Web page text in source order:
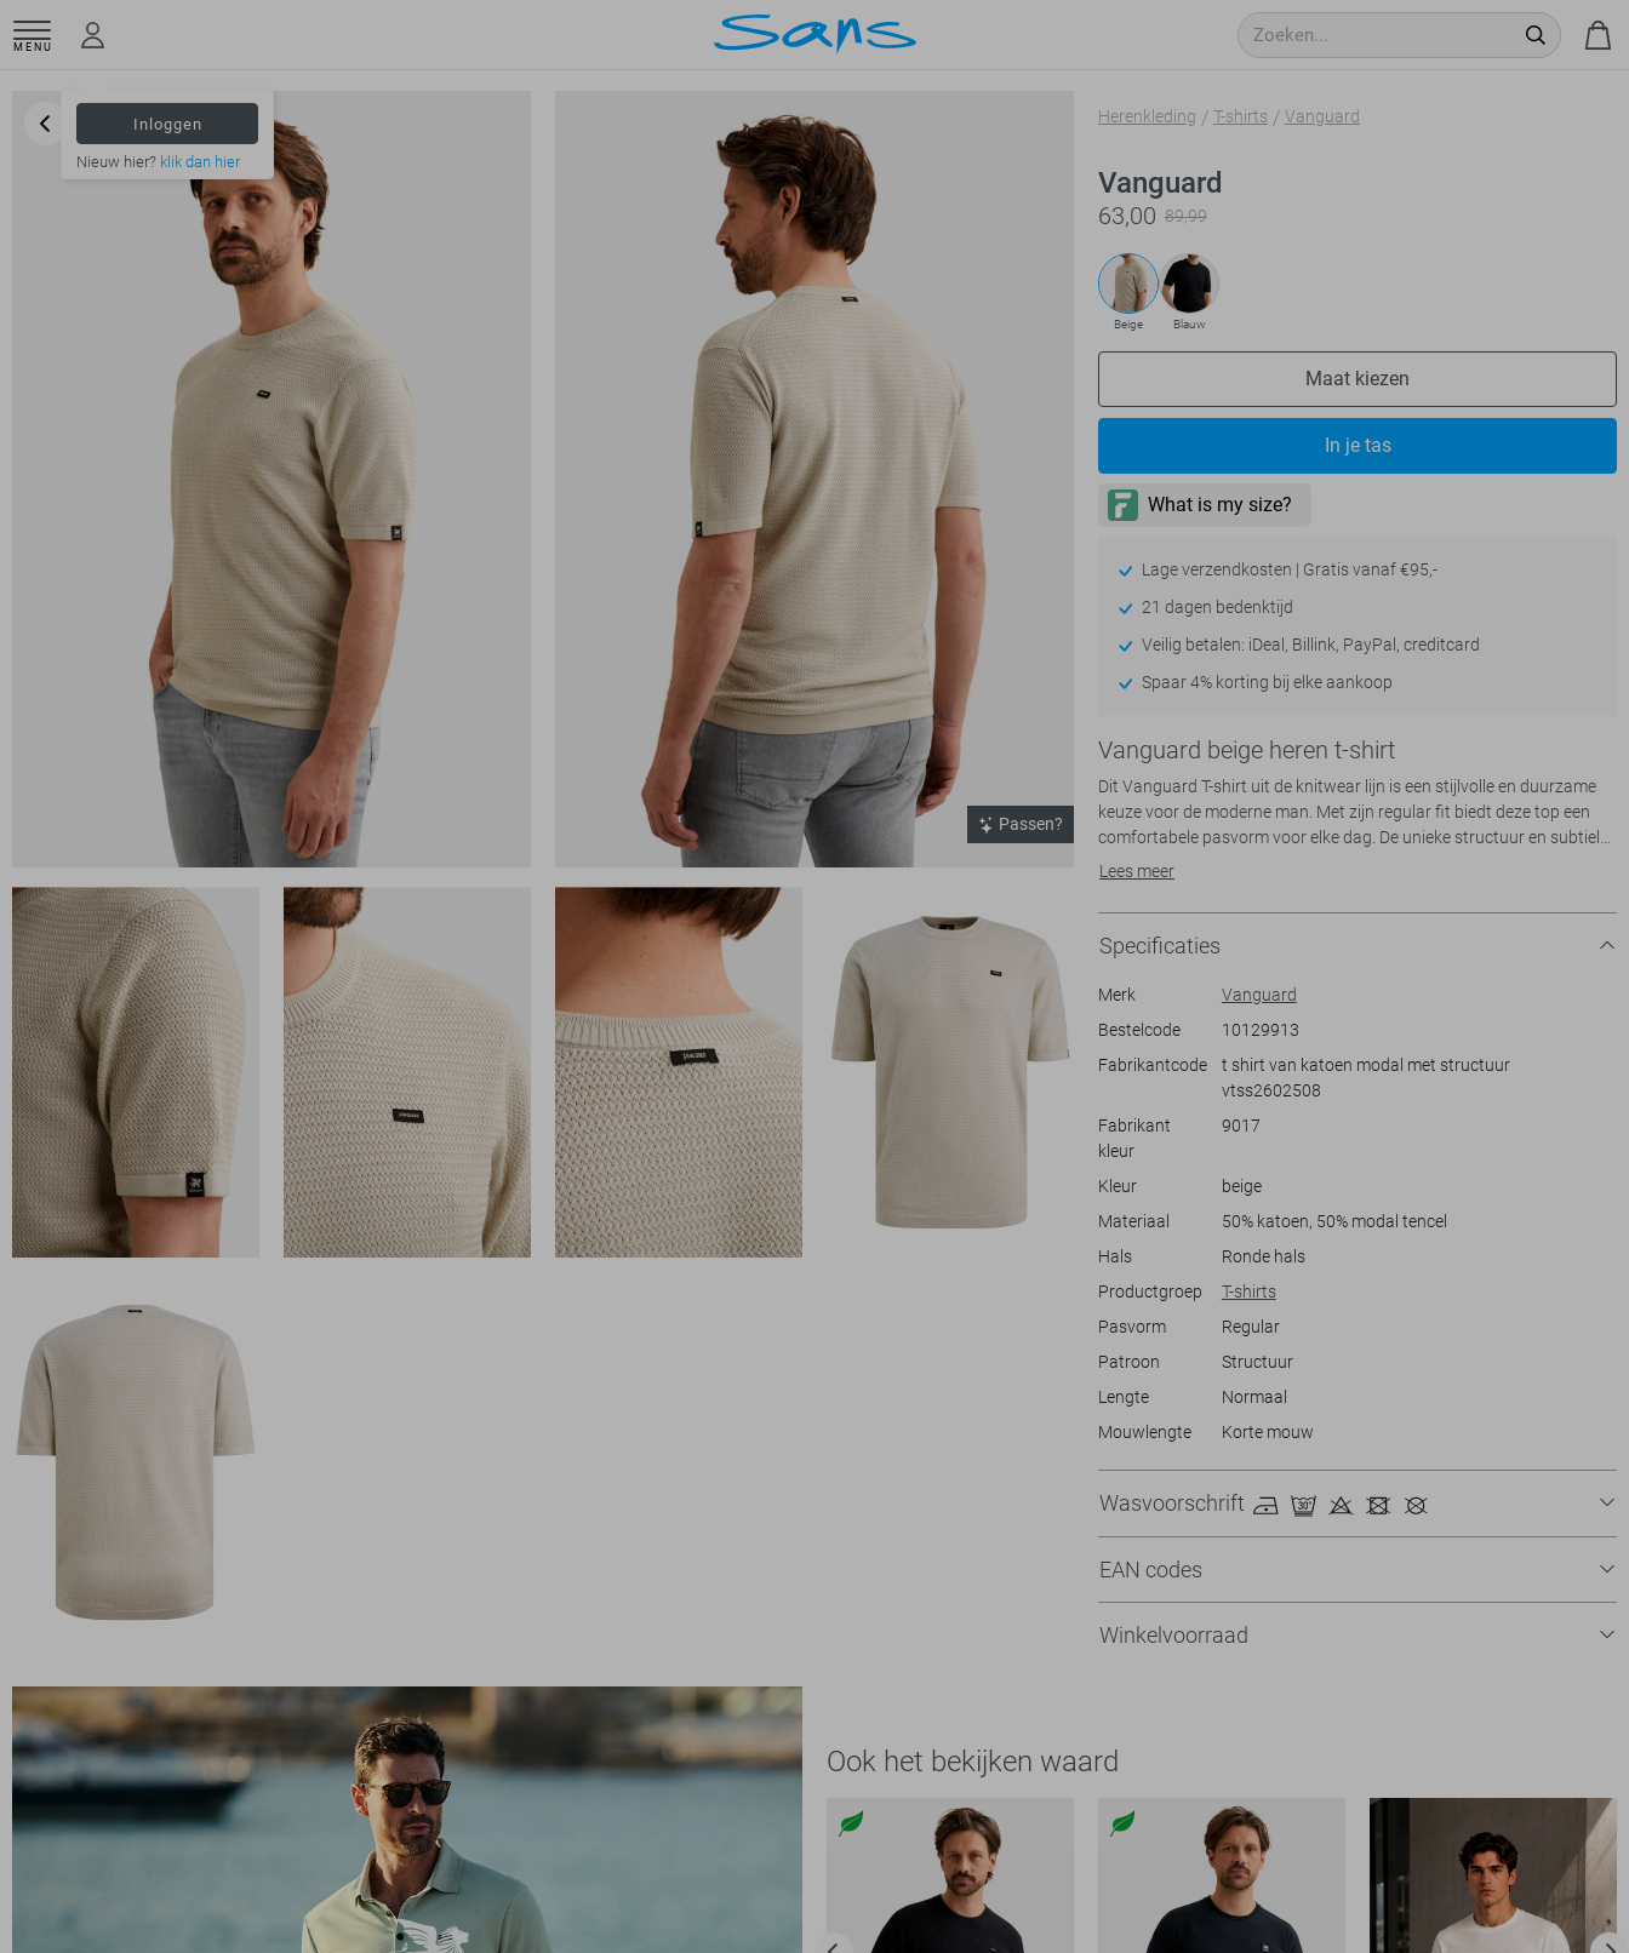
MENU
Inloggen
Nieuw hier? klik dan hier
Passen?
Herenkleding T-shirts Vanguard
Vanguard
63,00 89,99
Beige Blauw
Maat kiezen
In je tas
Lage verzendkosten | Gratis vanaf €95,-
21 dagen bedenktijd
Veilig betalen: iDeal, Billink, PayPal, creditcard
Spaar 4% korting bij elke aankoop
Vanguard beige heren t-shirt
Dit Vanguard T-shirt uit de knitwear lijn is een stijlvolle en duurzame
keuze voor de moderne man. Met zijn regular fit biedt deze top een
comfortabele pasvorm voor elke dag. De unieke structuur en subtiele
beige tint zorgen voor een verfijnde uitstraling die perfect aansluit bij
50% katoen en 50% modal tencel, voelt het T-shirt zacht aan op de
huid en is het een duurzame optie voor je garderobe. De korte
mouwen en de ronde hals maken het ideaal voor de lente, wanneer
comfort en stijl hand in hand gaan.
Met het Vanguard T-shirt ben jij goed gekleed voor zowel informele
gelegenheden als een relaxte dag thuis. Het neutrale ontwerp met
subtiele textuur past perfect bij jeans of een lichte chino. Of je nu een
dagje uit plant of een casual zakelijke lunch hebt, dit T-shirt zorgt
ervoor dat je er verzorgd uitziet zonder 'overdressed' te zijn. Voeg dit
van stijl en comfort in één.
Lees meer
Specificaties
Merk
Vanguard
Bestelcode
10129913
Fabrikantcode
t shirt van katoen modal met structuur
vtss2602508
Fabrikant
kleur
9017
Kleur
beige
Materiaal
50% katoen, 50% modal tencel
Hals
Ronde hals
Productgroep
T-shirts
Pasvorm
Regular
Patroon
Structuur
Lengte
Normaal
Mouwlengte
Korte mouw
Wasvoorschrift
EAN codes
Winkelvoorraad
Ook het bekijken waard